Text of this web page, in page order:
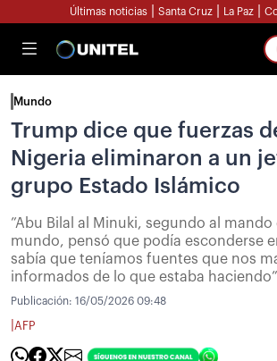
Últimas noticias Santa Cruz La Paz
Mundo
Trump dice que fuerzas
Nigeria eliminaron a un
grupo Estado Islámico
”Abu Bilal al Minuki, segundo al mando
mundo, pensó que podía esconderse
sabía que teníamos fuentes que nos
informados de lo que estaba
Publicación: 16/05/2026 09:48
AFP